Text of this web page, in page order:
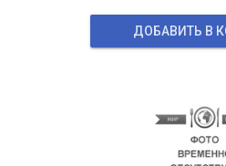
ДОБАВИТЬ В